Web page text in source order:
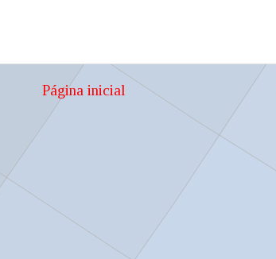
Página inicial